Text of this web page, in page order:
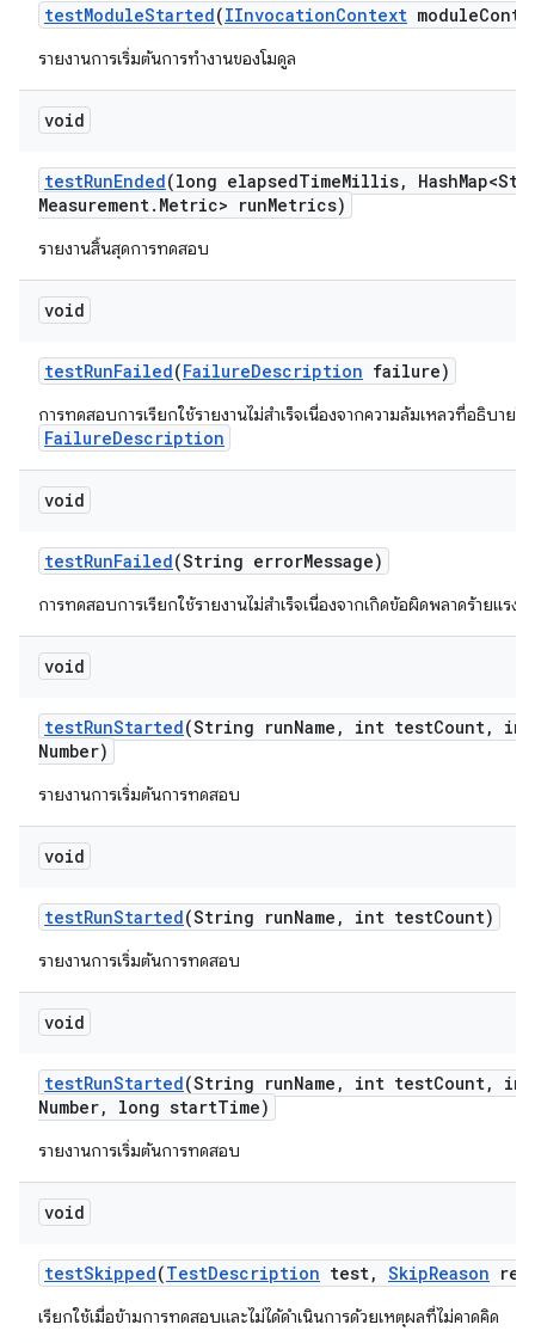
testModuleStarted(IInvocationContext module
รายงานการเริ่มต้นการทำงานของโมดูล
void
testRunEnded(long elapsedTimeMillis, Hash
Measurement. Metric> runMetrics)
รายงานสิ้นสุดการทดสอบ
void
testRunFailed(FailureDescription failure)
การทดสอบการเรียกใช้รายงานไม่สำเร็จเนื่องจากความล้มเหลวที่อธิบายโ
FailureDescription
void
testRunFailed(String errorMessage)
การทดสอบการเรียกใช้รายงานไม่สำเร็จเนื่องจากเกิดข้อผิดพลาดร้ายแรง
void
testRunStarted(String runName , int testCount,
int
Number)
รายงานการเริ่มต้นการทดสอบ
void
testRunStarted(String runName , int testCount)
รายงานการเริ่มต้นการทดสอบ
void
testRunStarted(String runName , int testCount,
int
Number, long startTime)
รายงานการเริ่มต้นการทดสอบ
void
testSkipped(TestDescription test, SkipReason
เรียกใช้เมื่อข้ามการทดสอบและไม่ได้ดำเนินการด้วยเหตุผลที่ไม่คาดคิด